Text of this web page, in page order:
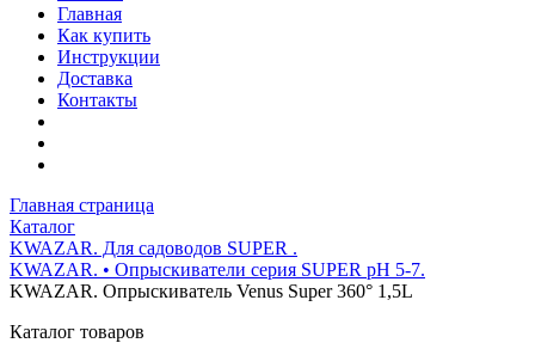
Главная
Как купить
Инструкции
Доставка
Контакты
Главная страница
Каталог
KWAZAR. Для садоводов SUPER .
KWAZAR. • Опрыскиватели серия SUPER pH 5-7.
KWAZAR. Опрыскиватель Venus Super 360° 1,5L
Каталог товаров